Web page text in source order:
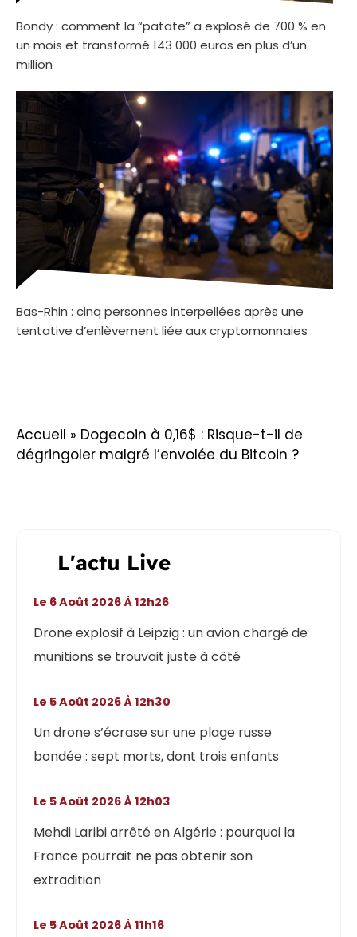
Bondy : comment la “patate” a explosé de 700 % en
un mois et transformé 143 000 euros en plus d’un
million
Bas-Rhin : cinq personnes interpellées après une
tentative d’enlèvement liée aux cryptomonnaies
Accueil » Dogecoin à 0,16$ : Risque-t-il de
dégringoler malgré l’envolée du Bitcoin ?
L'actu Live
Drone explosif à Leipzig : un avion chargé de
munitions se trouvait juste à côté
Le 6 Août 2026 À 12h26
Un drone s’écrase sur une plage russe
bondée : sept morts, dont trois enfants
Le 5 Août 2026 À 12h30
Mehdi Laribi arrêté en Algérie : pourquoi la
France pourrait ne pas obtenir son
extradition
Le 5 Août 2026 À 12h03
Le 5 Août 2026 À 11h16